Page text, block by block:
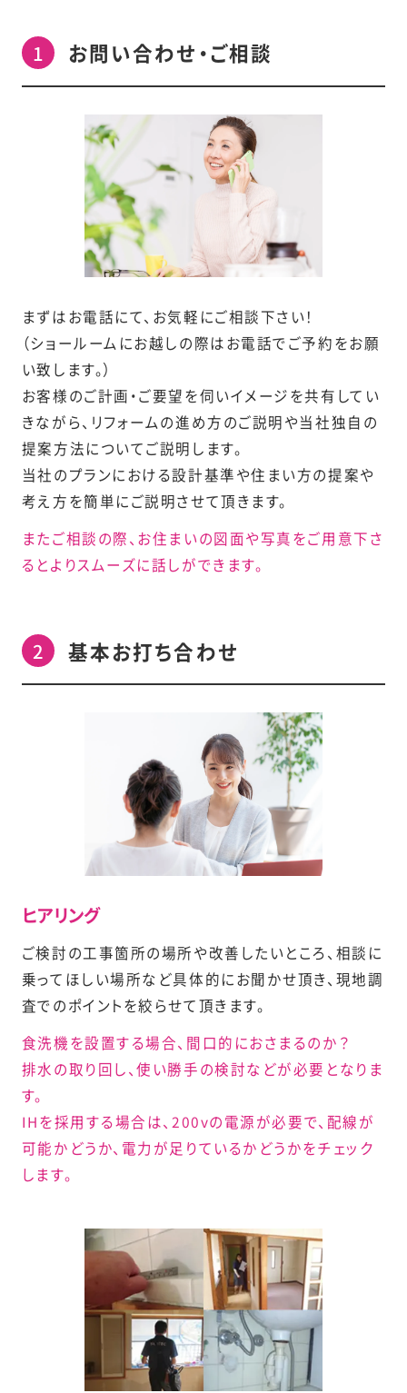
お問い合わせ・ご相談
まずはお電話にて、お気軽にご相談下さい！
（ショールームにお越しの際はお電話でご予約をお願
い致します。）
お客様のご計画・ご要望を伺いイメージを共有してい
きながら、リフォームの進め方のご説明や当社独自の
提案方法についてご説明します。
当社のプランにおける設計基準や住まい方の提案や
考え方を簡単にご説明させて頂きます。
またご相談の際、お住まいの図面や写真をご用意下さ
るとよりスムーズに話しができます。
基本お打ち合わせ
ヒアリング
ご検討の工事箇所の場所や改善したいところ、相談に
乗ってほしい場所など具体的にお聞かせ頂き、現地調
査でのポイントを絞らせて頂きます。
食洗機を設置する場合、間口的におさまるのか？
排水の取り回し、使い勝手の検討などが必要となりま
す。
IHを採用する場合は、200vの電源が必要で、配線が
可能かどうか、電力が足りているかどうかをチェック
します。